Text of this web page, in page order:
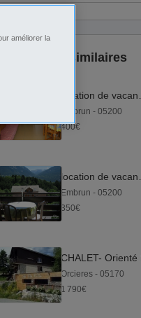
Annonces similaires
Embrun - 05200
400€
Embrun - 05200
350€
Orcieres - 05170
1 790€
améliorer la